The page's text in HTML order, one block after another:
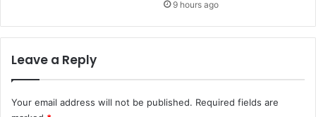
9 hours ago
Leave a Reply
Your email address will not be published. Required fields are